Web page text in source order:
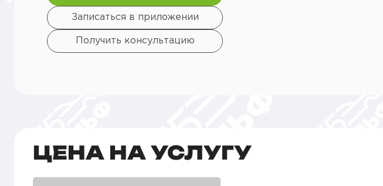
Записаться в приложении
Получить консультацию
ЦЕНА НА УСЛУГУ